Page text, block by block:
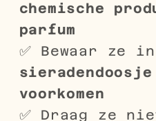
chemische
parfum
✅ Bewaar ze
sieradendoosje
voorkomen
✅ Draag ze